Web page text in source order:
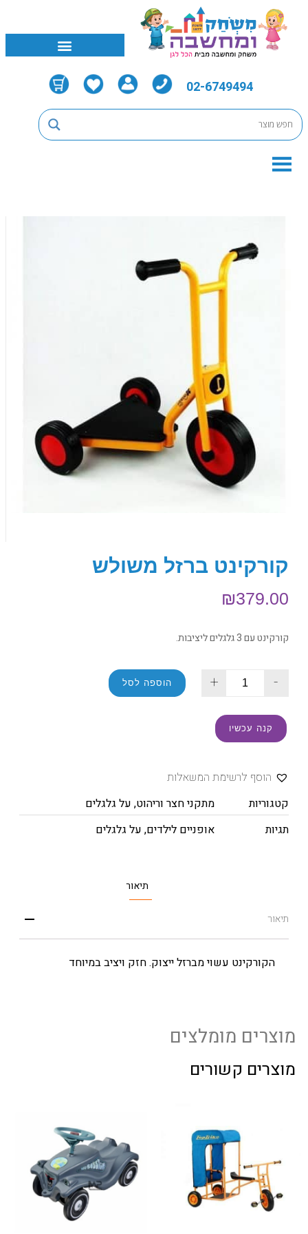
02-6749494
קורקינט ברזל משולש
₪379.00
קורקינט עם 3 גלגלים ליציבות.
-
+ הוספה לסל
קנה עכשיו
הוסף לרשימת המשאלות
קטגוריות
מתקני חצר וריהוט, על גלגלים
תגיות
אופניים לילדים, על גלגלים
תיאור
תיאור
הקורקינט עשוי מברזל ייצוק. חזק ויציב במיוחד
מוצרים מומלצים
מוצרים קשורים